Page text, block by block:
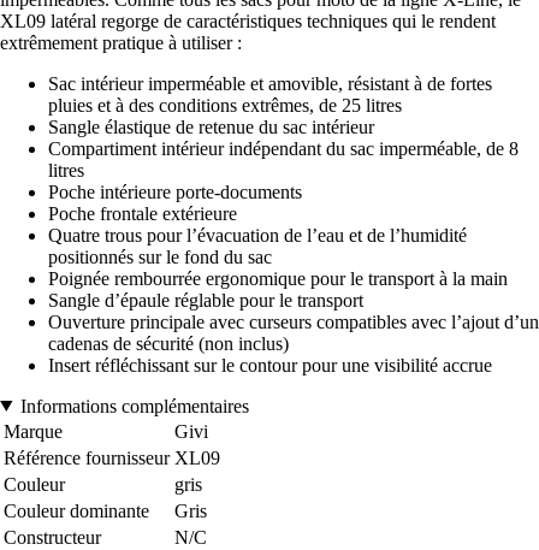
XL09 latéral regorge de caractéristiques techniques qui le rendent
extrêmement pratique à utiliser :
Sac intérieur imperméable et amovible, résistant à de fortes
pluies et à des conditions extrêmes, de 25 litres
Sangle élastique de retenue du sac intérieur
Compartiment intérieur indépendant du sac imperméable, de 8
litres
Poche intérieure porte-documents
Poche frontale extérieure
Quatre trous pour l’évacuation de l’eau et de l’humidité
positionnés sur le fond du sac
Poignée rembourrée ergonomique pour le transport à la main
Sangle d’épaule réglable pour le transport
Ouverture principale avec curseurs compatibles avec l’ajout d’un
cadenas de sécurité (non inclus)
Insert réfléchissant sur le contour pour une visibilité accrue
Informations complémentaires
Marque
Givi
Référence fournisseur XL09
Couleur
gris
Couleur dominante
Gris
Constructeur
N/C